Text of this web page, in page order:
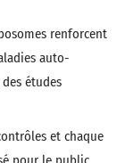
renforcent
auto-
études
et chaque